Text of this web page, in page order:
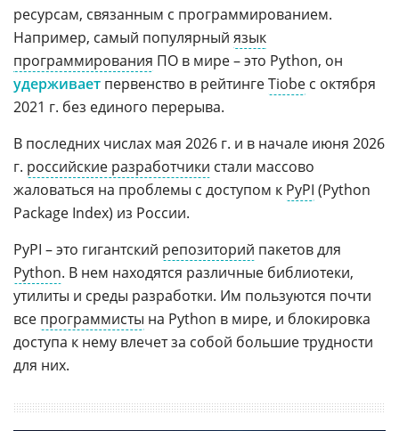
ресурсам, связанным с программированием.
Например, самый популярный язык
программирования ПО в мире – это Python, он
удерживает первенство в рейтингеTiobe с октября
2021 г. без единого перерыва.
В последних числах мая 2026 г. и в начале июня 2026
г. российские разработчики стали массово
жаловаться на проблемы с доступом к PyPI (Python
Package Index) из России.
PyPI – это гигантский репозиторий пакетов для
Python. В нем находятся различные библиотеки,
утилиты и среды разработки. Им пользуются почти
все программисты на Python в мире, и блокировка
доступа к нему влечет за собой большие трудности
для них.